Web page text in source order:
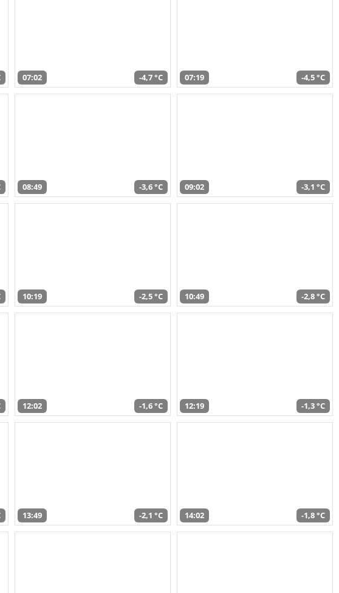
07:02 -4,7 °C 07:19 -4,5 °C
08:49 -3,6 °C 09:02 -3,1 °C
10:19 -2,5 °C 10:49 -2,8 °C
12:02 -1,6 °C 12:19 -1,3 °C
13:49 -2,1 °C 14:02 -1,8 °C